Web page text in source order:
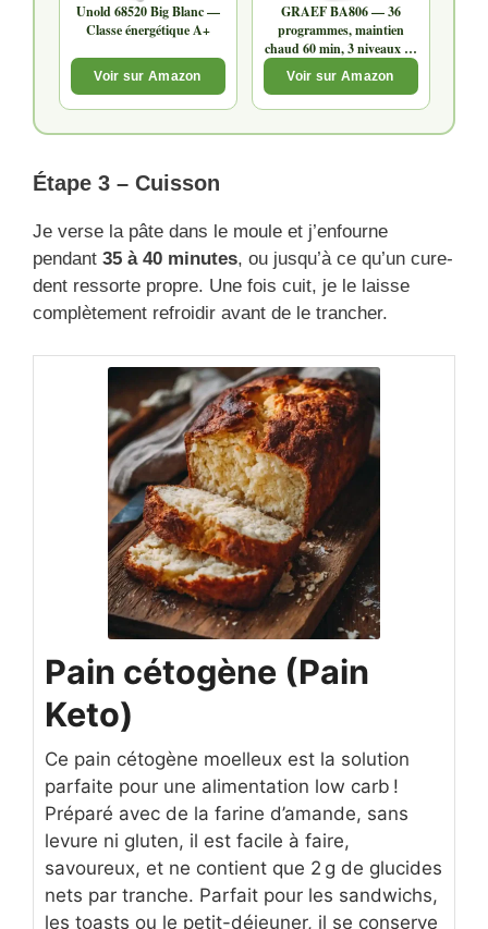
Unold 68520 Big Blanc —
Classe énergétique A+
Voir sur Amazon
GRAEF BA806 — 36
programmes, maintien
chaud 60 min, 3 niveaux de
brunissage
Voir sur Amazon
Étape 3 – Cuisson
Je verse la pâte dans le moule et j’enfourne
pendant 35 à 40 minutes, ou jusqu’à ce qu’un cure-
dent ressorte propre. Une fois cuit, je le laisse
complètement refroidir avant de le trancher.
Pain cétogène (Pain
Keto)
Ce pain cétogène moelleux est la solution
parfaite pour une alimentation low carb !
Préparé avec de la farine d’amande, sans
levure ni gluten, il est facile à faire,
savoureux, et ne contient que 2 g de glucides
nets par tranche. Parfait pour les sandwichs,
les toasts ou le petit-déjeuner, il se conserve